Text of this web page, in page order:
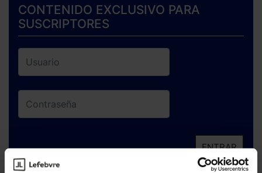
CONTENIDO EXCLUSIVO PARA
SUSCRIPTORES
ENTRAR